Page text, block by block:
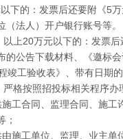
下的：发票后还要附《5
法人）开户银行账号等。
上20万元以下的：发票
的公告下载材料、《邀标
工验收表》、带有日期
格按照招投标相关程序办
施工合同、监理合同、施
；
施工单位、监理、业主